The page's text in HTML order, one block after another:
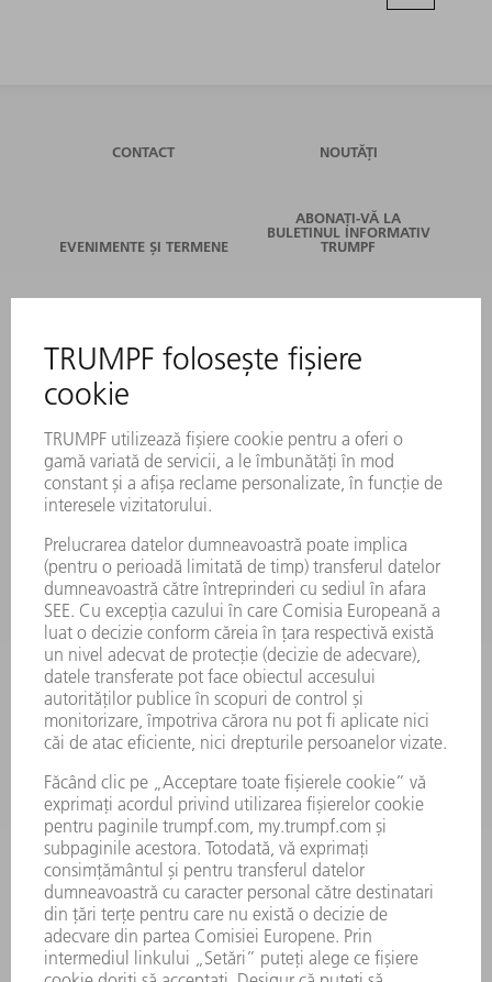
CONTACT NOUTĂȚI
EVENIMENTE ȘI TERMENE
ABONAȚI-VĂ LA
BULETINUL INFORMATIV
TRUMPF
SERVICII ONLINE
CONTACT
LOCAȚII
EVENIMENTE ȘI TERMENE
ABONARE LA NEWSLETTER
FIȘE TEHNICE DE SECURITATE
PRODUSE
LASER
ELECTRONICĂ DE PUTERE
UNELTE ELECTRICE
SMART FACTORY
SOFTWARE
SERVICII
APLICAȚII
DOMENII DE ACTIVITATE
COMPANIE
CARIERĂ
PROFILUL COMPANIEI
COMITET EXECUTIV
RAPORT DE AFACERI
PRINCIPII DE BAZĂ ALE COMPANIEI
CONFORMITATE
SISTEMUL AVERTIZORILOR DE INTEGRITATE
SECURITATE
COMUNICATE DE PRESĂ
REVISTE